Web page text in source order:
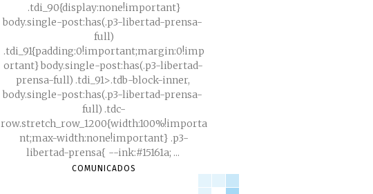
.tdi_90{display:none!important}
body.single-post:has(.p3-libertad-prensa-
full)
.tdi_91{padding:0!important;margin:0!imp
ortant} body.single-post:has(.p3-libertad-
prensa-full) .tdi_91>.tdb-block-inner,
body.single-post:has(.p3-libertad-prensa-
full) .tdc-
row.stretch_row_1200{width:100%!importa
nt;max-width:none!important} .p3-
libertad-prensa{ --ink:#15161a; ...
COMUNICADOS